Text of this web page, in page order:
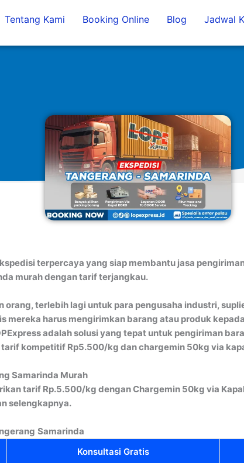
Tentang Kami Booking Online Blog Jadwal
terpercaya yang siap membantu jasa
murah dengan tarif terjangkau.
terlebih lagi untuk para pengusaha industri,
harus mengirimkan barang atau produk
adalah solusi yang tepat untuk pengiriman
kompetitif Rp5.500/kg dan chargemin 50kg via
Samarinda Murah
tarif Rp.5.500/kg dengan Chargemin 50kg via
selengkapnya.
Samarinda
Konsultasi Gratis